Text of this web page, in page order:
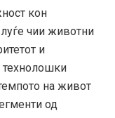
кон
чии животни
и
технолошки
на живот
од